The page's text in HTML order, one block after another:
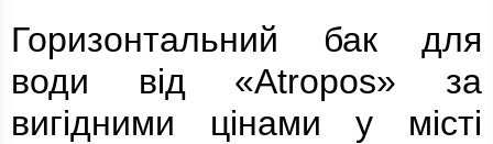
Горизонтальний бак для
води від «Atropos» за
вигідними цінами у місті